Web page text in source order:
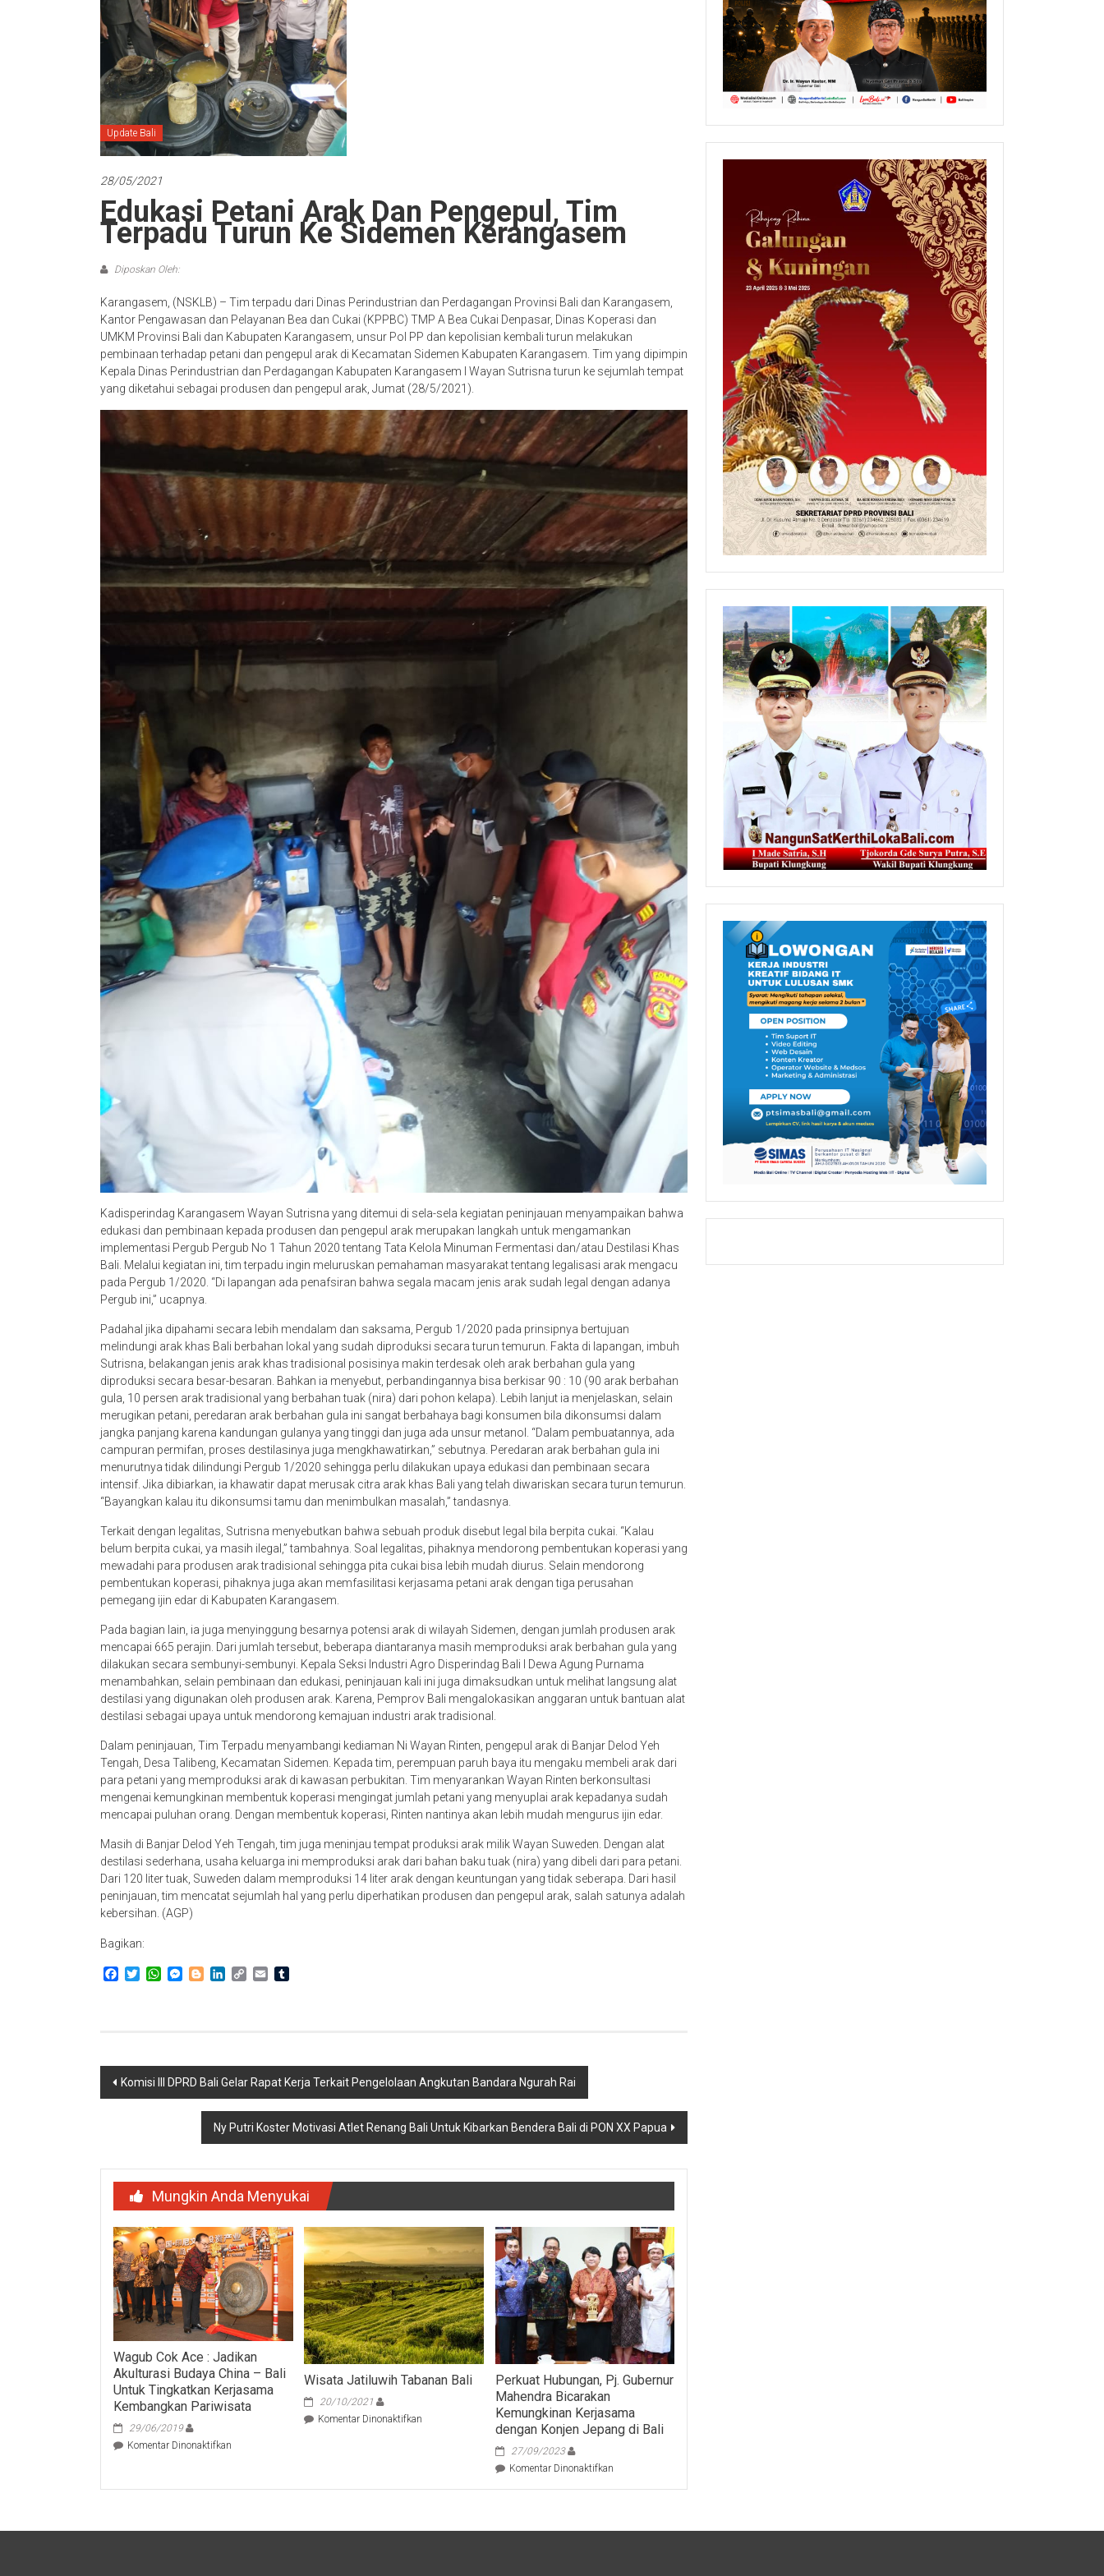
Update Bali
28/05/2021
Edukasi Petani Arak Dan Pengepul, Tim
Terpadu Turun Ke Sidemen Kerangasem
Diposkan Oleh:
Karangasem, (NSKLB) – Tim terpadu dari Dinas Perindustrian dan Perdagangan Provinsi Bali dan Karangasem,
Kantor Pengawasan dan Pelayanan Bea dan Cukai (KPPBC) TMP A Bea Cukai Denpasar, Dinas Koperasi dan
UMKM Provinsi Bali dan Kabupaten Karangasem, unsur Pol PP dan kepolisian kembali turun melakukan
pembinaan terhadap petani dan pengepul arak di Kecamatan Sidemen Kabupaten Karangasem. Tim yang dipimpin
Kepala Dinas Perindustrian dan Perdagangan Kabupaten Karangasem I Wayan Sutrisna turun ke sejumlah tempat
yang diketahui sebagai produsen dan pengepul arak, Jumat (28/5/2021).
Kadisperindag Karangasem Wayan Sutrisna yang ditemui di sela-sela kegiatan peninjauan menyampaikan bahwa
edukasi dan pembinaan kepada produsen dan pengepul arak merupakan langkah untuk mengamankan
implementasi Pergub Pergub No 1 Tahun 2020 tentang Tata Kelola Minuman Fermentasi dan/atau Destilasi Khas
Bali. Melalui kegiatan ini, tim terpadu ingin meluruskan pemahaman masyarakat tentang legalisasi arak mengacu
pada Pergub 1/2020. “Di lapangan ada penafsiran bahwa segala macam jenis arak sudah legal dengan adanya
Pergub ini,” ucapnya.
Padahal jika dipahami secara lebih mendalam dan saksama, Pergub 1/2020 pada prinsipnya bertujuan
melindungi arak khas Bali berbahan lokal yang sudah diproduksi secara turun temurun. Fakta di lapangan, imbuh
Sutrisna, belakangan jenis arak khas tradisional posisinya makin terdesak oleh arak berbahan gula yang
diproduksi secara besar-besaran. Bahkan ia menyebut, perbandingannya bisa berkisar 90 : 10 (90 arak berbahan
gula, 10 persen arak tradisional yang berbahan tuak (nira) dari pohon kelapa). Lebih lanjut ia menjelaskan, selain
merugikan petani, peredaran arak berbahan gula ini sangat berbahaya bagi konsumen bila dikonsumsi dalam
jangka panjang karena kandungan gulanya yang tinggi dan juga ada unsur metanol. “Dalam pembuatannya, ada
campuran permifan, proses destilasinya juga mengkhawatirkan,” sebutnya. Peredaran arak berbahan gula ini
menurutnya tidak dilindungi Pergub 1/2020 sehingga perlu dilakukan upaya edukasi dan pembinaan secara
intensif. Jika dibiarkan, ia khawatir dapat merusak citra arak khas Bali yang telah diwariskan secara turun temurun.
“Bayangkan kalau itu dikonsumsi tamu dan menimbulkan masalah,” tandasnya.
Terkait dengan legalitas, Sutrisna menyebutkan bahwa sebuah produk disebut legal bila berpita cukai. “Kalau
belum berpita cukai, ya masih ilegal,” tambahnya. Soal legalitas, pihaknya mendorong pembentukan koperasi yang
mewadahi para produsen arak tradisional sehingga pita cukai bisa lebih mudah diurus. Selain mendorong
pembentukan koperasi, pihaknya juga akan memfasilitasi kerjasama petani arak dengan tiga perusahan
pemegang ijin edar di Kabupaten Karangasem.
Pada bagian lain, ia juga menyinggung besarnya potensi arak di wilayah Sidemen, dengan jumlah produsen arak
mencapai 665 perajin. Dari jumlah tersebut, beberapa diantaranya masih memproduksi arak berbahan gula yang
dilakukan secara sembunyi-sembunyi. Kepala Seksi Industri Agro Disperindag Bali I Dewa Agung Purnama
menambahkan, selain pembinaan dan edukasi, peninjauan kali ini juga dimaksudkan untuk melihat langsung alat
destilasi yang digunakan oleh produsen arak. Karena, Pemprov Bali mengalokasikan anggaran untuk bantuan alat
destilasi sebagai upaya untuk mendorong kemajuan industri arak tradisional.
Dalam peninjauan, Tim Terpadu menyambangi kediaman Ni Wayan Rinten, pengepul arak di Banjar Delod Yeh
Tengah, Desa Talibeng, Kecamatan Sidemen. Kepada tim, perempuan paruh baya itu mengaku membeli arak dari
para petani yang memproduksi arak di kawasan perbukitan. Tim menyarankan Wayan Rinten berkonsultasi
mengenai kemungkinan membentuk koperasi mengingat jumlah petani yang menyuplai arak kepadanya sudah
mencapai puluhan orang. Dengan membentuk koperasi, Rinten nantinya akan lebih mudah mengurus ijin edar.
Masih di Banjar Delod Yeh Tengah, tim juga meninjau tempat produksi arak milik Wayan Suweden. Dengan alat
destilasi sederhana, usaha keluarga ini memproduksi arak dari bahan baku tuak (nira) yang dibeli dari para petani.
Dari 120 liter tuak, Suweden dalam memproduksi 14 liter arak dengan keuntungan yang tidak seberapa. Dari hasil
peninjauan, tim mencatat sejumlah hal yang perlu diperhatikan produsen dan pengepul arak, salah satunya adalah
kebersihan. (AGP)
Bagikan:
Facebook
TwitterWhatsApp
Messenger
BloggerLinkedIn
CopyEmail
Navigasi
Komisi III DPRD Bali Gelar Rapat Kerja Terkait Pengelolaan Angkutan Bandara Ngurah Rai
Ny Putri Koster Motivasi Atlet Renang Bali Untuk Kibarkan Bendera Bali di PON XX Papua
Mungkin Anda Menyukai
Wagub Cok Ace : Jadikan
Akulturasi Budaya China – Bali
Untuk Tingkatkan Kerjasama
Kembangkan Pariwisata
29/06/2019
Komentar Dinonaktifkan
Ace
Akulturasi
Wisata Jatiluwih Tabanan Bali
20/10/2021
Komentar Dinonaktifkan
Perkuat Hubungan, Pj. Gubernur
Mahendra Bicarakan
Kemungkinan Kerjasama
dengan Konjen Jepang di Bali
27/09/2023
Komentar Dinonaktifkanpada